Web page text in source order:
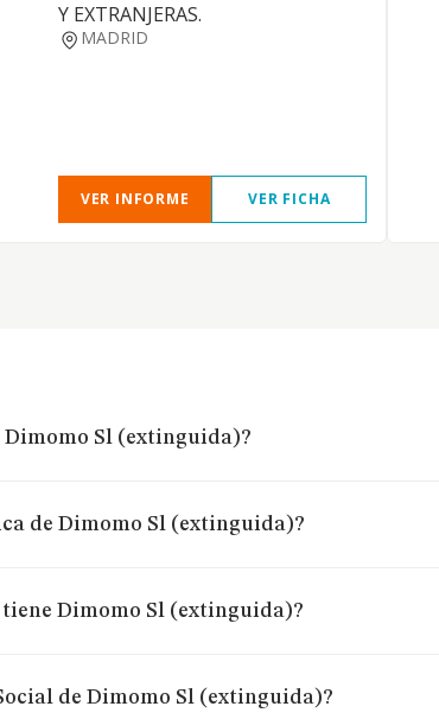
Y EXTRANJERAS.
MADRID
VER INFORME VER FICHA
Dimomo Sl (extinguida)?
de Dimomo Sl (extinguida)?
Dimomo Sl (extinguida)?
de Dimomo Sl (extinguida)?